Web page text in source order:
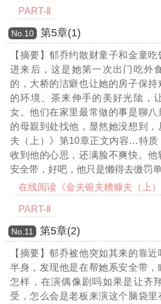
PART-Ⅱ
Νο.10 第5章(1)
【摘要】郁乔约散财童子和金童
进来后，这是她第一次出门吃外
的，大桥的洁癖也让她的房子保
的环境、茶来伸手的美好光隂，
女。他们在家里最常做的事是聊
的母親到处找他，显然她没想到，
夫（上）》第10章正文内容…特
收到他的心思，还满脸不爽快。
安全带，好吧，他只是懒得去缴罚单
在线阅读《金夫银夫糟糠夫（上
PART-Ⅱ
Νο.11 第5章(2)
【摘要】郁乔被他突如其来的靠
半身，发现他是在帮她系安全带
怎样，在演偶像剧吗如果是让齐
受，怎么会是老板来演这个脑袋